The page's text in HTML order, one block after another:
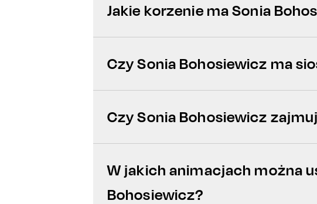
Jakie korzenie ma Sonia
Czy Sonia Bohosiewicz ma
Czy Sonia Bohosiewicz
W jakich animacjach można
Bohosiewicz?